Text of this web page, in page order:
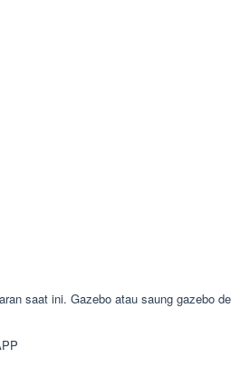
saat ini. Gazebo atau saung gazebo